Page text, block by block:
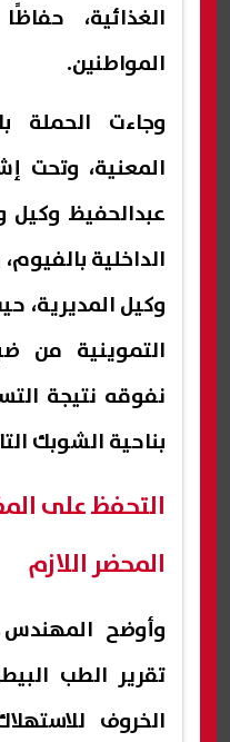
الغذائية،
المواطنين.
وجاءت الحملة
المعنية، وتحت
عبدالحفيظ وكيل
الداخلية
وكيل المديرية،
التموينية من
نفوقه نتيجة
بناحية الشوبك
التحفظ على
المحضر اللازم
وأوضح
تقرير الطب
الخروف